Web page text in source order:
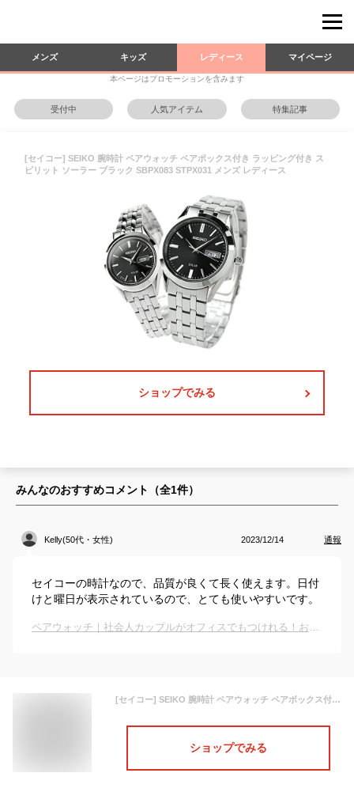
メンズ キッズ レディース マイページ
本ページはプロモーションを含みます
受付中 人気アイテム 特集記事
[セイコー] SEIKO 腕時計 ペアウォッチ ペアボックス付き ラッピング付き ス
ピリット ソーラー ブラック SBPX083 STPX031 メンズ レディース
ショップでみる
みんなのおすすめコメント（全1件）
Kelly(50代・女性) 2023/12/14 通報
セイコーの時計なので、品質が良くて長く使えます。日付
けと曜日が表示されているので、とても使いやすいです。
ペアウォッチ｜社会人カップルがオフィスでもつけれる！おしゃれなペア腕時計のおすすめは？
[セイコー] SEIKO 腕時計 ペアウォッチ ペアボックス付き ラッピング付き スピリット ソーラー ブラック SBPX083 STPX031 メンズ レディース
ショップでみる